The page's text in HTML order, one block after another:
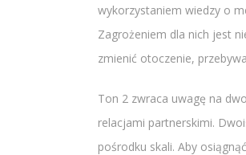
wykorzystaniem wiedzy o
Zagrożeniem dla nich jest
zmienić otoczenie,
Ton 2 zwraca uwagę na
relacjami partnerskimi.
pośrodku skali. Aby